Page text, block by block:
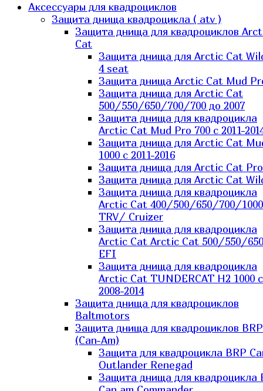
Аксессуары для квадроциклов
Защита днища квадроцикла ( atv )
Защита днища для квадроциклов
Cat
Защита днища для Arctic Cat
4 seat
Защита днища Arctic Cat Mud
Защита днища для Arctic Cat
500/550/650/700/700 до 2007
Защита днища для квадроцикла
Arctic Cat Mud Pro 700 с 2011-
Защита днища для Arctic Cat
1000 c 2011-2016
Защита днища для Arctic Cat
Защита днища для Arctic Cat
Защита днища для квадроцикла
Arctic Cat 400/500/650/700/1000
TRV/ Cruizer
Защита днища для квадроцикла
Arctic Cat Arctic Cat 500/550/
EFI
Защита днища для квадроцикла
Arctic Cat TUNDERCAT H2 1000 c
2008-2014
Защита днища для квадроциклов
Baltmotors
Защита днища для квадроциклов BRP
(Can-Am)
Защита для квадроцикла BRP
Outlander Renegad
Защита днища для квадроцикла